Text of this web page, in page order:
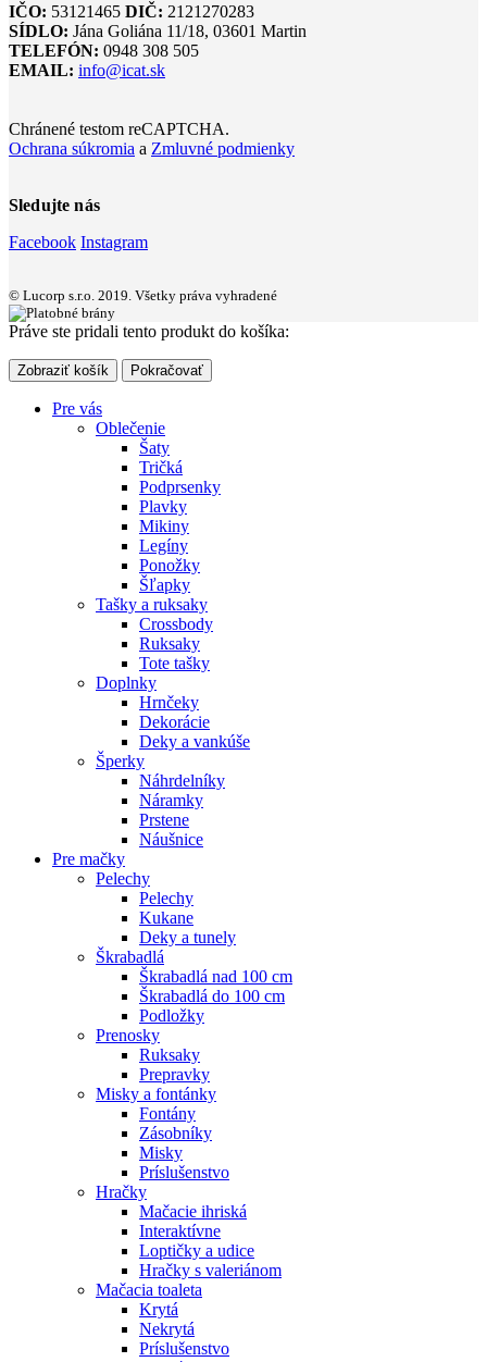
IČO: 53121465 DIČ: 2121270283
SÍDLO: Jána Goliána 11/18, 03601 Martin
TELEFÓN: 0948 308 505
EMAIL: info@icat.sk
Chránené testom reCAPTCHA.
Ochrana súkromia a Zmluvné podmienky
Sledujte nás
Facebook Instagram
© Lucorp s.r.o. 2019. Všetky práva vyhradené
Práve ste pridali tento produkt do košíka:
Zobraziť košík Pokračovať
Pre vás
Oblečenie
Šaty
Tričká
Podprsenky
Plavky
Mikiny
Legíny
Ponožky
Šľapky
Tašky a ruksaky
Crossbody
Ruksaky
Tote tašky
Doplnky
Hrnčeky
Dekorácie
Deky a vankúše
Šperky
Náhrdelníky
Náramky
Prstene
Náušnice
Pre mačky
Pelechy
Pelechy
Kukane
Deky a tunely
Škrabadlá
Škrabadlá nad 100 cm
Škrabadlá do 100 cm
Podložky
Prenosky
Ruksaky
Prepravky
Misky a fontánky
Fontány
Zásobníky
Misky
Príslušenstvo
Hračky
Mačacie ihriská
Interaktívne
Loptičky a udice
Hračky s valeriánom
Mačacia toaleta
Krytá
Nekrytá
Príslušenstvo